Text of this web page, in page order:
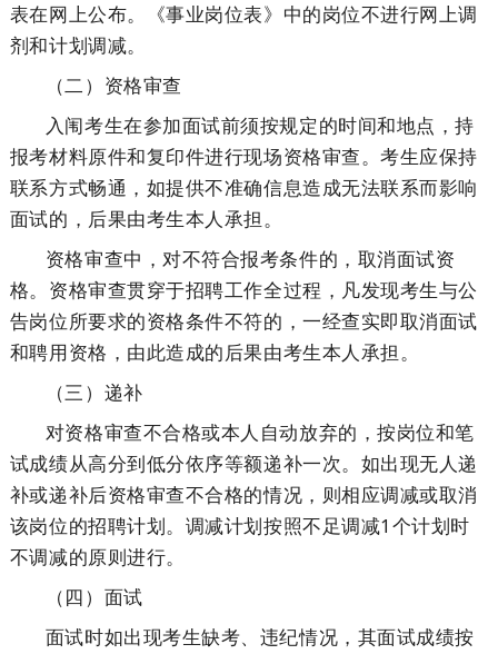
表在网上公布。《事业岗位表》中的岗位不进行网上调
剂和计划调减。
（二）资格审查
入闱考生在参加面试前须按规定的时间和地点，持
报考材料原件和复印件进行现场资格审查。考生应保持
联系方式畅通，如提供不准确信息造成无法联系而影响
面试的，后果由考生本人承担。
资格审查中，对不符合报考条件的，取消面试资
格。资格审查贯穿于招聘工作全过程，凡发现考生与公
告岗位所要求的资格条件不符的，一经查实即取消面试
和聘用资格，由此造成的后果由考生本人承担。
（三）递补
对资格审查不合格或本人自动放弃的，按岗位和笔
试成绩从高分到低分依序等额递补一次。如出现无人递
补或递补后资格审查不合格的情况，则相应调减或取消
该岗位的招聘计划。调减计划按照不足调减1个计划时
不调减的原则进行。
（四）面试
面试时如出现考生缺考、违纪情况，其面试成绩按